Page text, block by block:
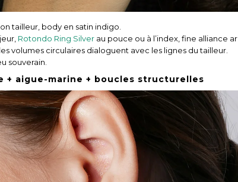
tailleur, body en satin indigo.
Rotondo Ring Silverau pouce ou à l’index, fine alliance
volumes circulaires dialoguent avec les lignes du tailleur.
souverain.
+ aigue-marine + boucles structurelles